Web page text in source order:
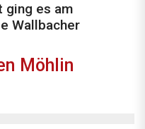
ging es am
Wallbacher
Möhlin